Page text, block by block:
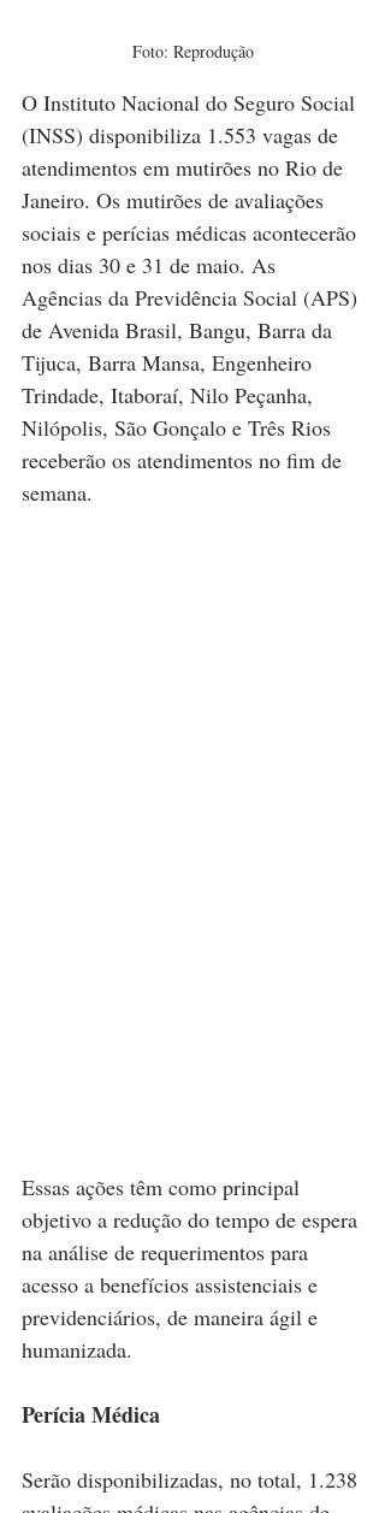
Foto: Reprodução
O Instituto Nacional do Seguro Social
(INSS) disponibiliza 1.553 vagas de
atendimentos em mutirões no Rio de
Janeiro. Os mutirões de avaliações
sociais e perícias médicas acontecerão
nos dias 30 e 31 de maio. As
Agências da Previdência Social (APS)
de Avenida Brasil, Bangu, Barra da
Tijuca, Barra Mansa, Engenheiro
Trindade, Itaboraí, Nilo Peçanha,
Nilópolis, São Gonçalo e Três Rios
receberão os atendimentos no fim de
semana.
Essas ações têm como principal
objetivo a redução do tempo de espera
na análise de requerimentos para
acesso a benefícios assistenciais e
previdenciários, de maneira ágil e
humanizada.
Perícia Médica
Serão disponibilizadas, no total, 1.238